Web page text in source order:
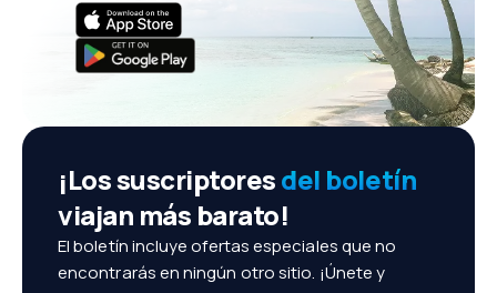
¡Los suscriptoresdel boletín
viajan más barato!
El boletín incluye ofertas especiales que no
encontrarás en ningún otro sitio. ¡Únete y